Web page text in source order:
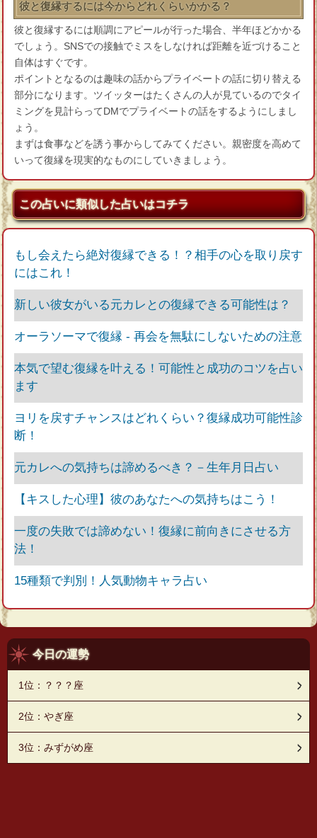
彼と復縁するには今からどれくらいかかる？
彼と復縁するには順調にアピールが行った場合、半年ほどかかる
でしょう。SNSでの接触でミスをしなければ距離を近づけること
自体はすぐです。
ポイントとなるのは趣味の話からプライベートの話に切り替える
部分になります。ツイッターはたくさんの人が見ているのでタイ
ミングを見計らってDMでプライベートの話をするようにしまし
ょう。
まずは食事などを誘う事からしてみてください。親密度を高めて
いって復縁を現実的なものにしていきましょう。
この占いに類似した占いはコチラ
もし会えたら絶対復縁できる！？相手の心を取り戻す
にはこれ！
新しい彼女がいる元カレとの復縁できる可能性は？
オーラソーマで復縁 - 再会を無駄にしないための注意
本気で望む復縁を叶える！可能性と成功のコツを占い
ます
ヨリを戻すチャンスはどれくらい？復縁成功可能性診
断！
元カレへの気持ちは諦めるべき？－生年月日占い
【キスした心理】彼のあなたへの気持ちはこう！
一度の失敗では諦めない！復縁に前向きにさせる方
法！
15種類で判別！人気動物キャラ占い
今日の運勢
1位：？？？座
2位：やぎ座
3位：みずがめ座